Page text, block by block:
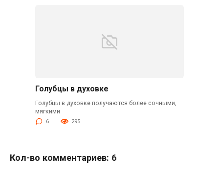
Голубцы в духовке
Голубцы в духовке получаются более сочными,
мягкими
6 295
Кол-во комментариев: 6